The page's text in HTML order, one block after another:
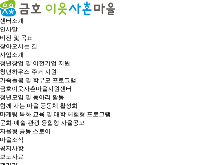
센터소개
인사말
비전 및 목표
찾아오시는 길
사업소개
청년창업 및 이전기업 지원
청년하우스 주거 지원
가족돌봄 및 학부모 프로그램
금호이웃사촌마을지원센터
청년모임 및 동아리 활동
함께 사는 마을 공동체 활성화
마케팅 특화 교육 및 대학 체험형 프로그램
문화·예술·관광 융합형 자율공모
자율형 공동 스토어
마을소식
공지사항
보도자료